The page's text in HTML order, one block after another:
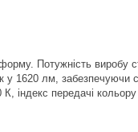
Потужність
1620 лм, забезпечуючи
К, індекс передачі